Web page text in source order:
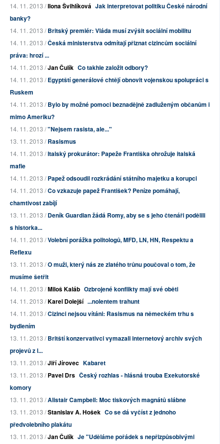
14. 11. 2013 /Ilona Švihlíková Jak interpretovat politiku České národní
banky?
14. 11. 2013 /Britský premiér: Vláda musí zvýšit sociální mobilitu
14. 11. 2013 /Česká ministerstva odmítají přiznat cizincům sociální
práva: hrozí ...
14. 11. 2013 /Jan Čulík Co takhle založit odbory?
14. 11. 2013 /Egyptští generálové chtějí obnovit vojenskou spolupráci s
Ruskem
14. 11. 2013 /Bylo by možné pomoci beznadějně zadluženým občanům i
mimo Ameriku?
14. 11. 2013 /"Nejsem rasista, ale..."
13. 11. 2013 /Rasismus
14. 11. 2013 /Italský prokurátor: Papeže Františka ohrožuje italská
mafie
14. 11. 2013 /Papež odsoudil rozkrádání státního majetku a korupci
14. 11. 2013 /Co vzkazuje papež František? Peníze pomáhají,
chamtivost zabíjí
13. 11. 2013 /Deník Guardian žádá Romy, aby se s jeho čtenáři podělili
s historka...
14. 11. 2013 /Volební porážka politologů, MFD, LN, HN, Respektu a
Reflexu
13. 11. 2013 /O muži, který nás ze zlatého trůnu poučoval o tom, že
musíme šetřit
14. 11. 2013 /Miloš Kaláb Ozbrojené konflikty mají své oběti
14. 11. 2013 /Karel Dolejší ...nolentem trahunt
14. 11. 2013 /Cizinci nejsou vítáni: Rasismus na německém trhu s
bydlením
13. 11. 2013 /Britští konzervativci vymazali internetový archiv svých
projevů z l...
13. 11. 2013 /Jiří Jírovec Kabaret
13. 11. 2013 /Pavel Drs Český rozhlas - hlásná trouba Exekutorské
komory
13. 11. 2013 /Alistair Campbell: Moc tiskových magnátů slábne
13. 11. 2013 /Stanislav A. Hošek Co se dá vyčíst z jednoho
předvolebního plakátu
13. 11. 2013 /Jan Čulík Je "Uděláme pořádek s nepřizpůsobivými